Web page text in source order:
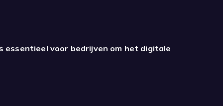
essentieel voor bedrijven om het digitale